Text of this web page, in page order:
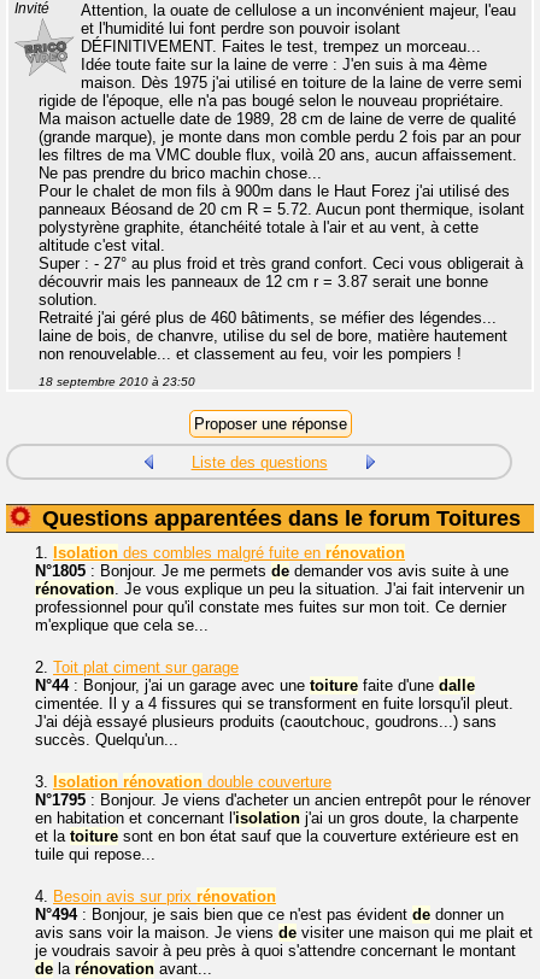
Invité
Attention, la ouate de cellulose a un inconvénient majeur, l'eau
et l'humidité lui font perdre son pouvoir isolant
DÉFINITIVEMENT. Faites le test, trempez un morceau...
Idée toute faite sur la laine de verre : J'en suis à ma 4ème
maison. Dès 1975 j'ai utilisé en toiture de la laine de verre semi
rigide de l'époque, elle n'a pas bougé selon le nouveau propriétaire.
Ma maison actuelle date de 1989, 28 cm de laine de verre de qualité
(grande marque), je monte dans mon comble perdu 2 fois par an pour
les filtres de ma VMC double flux, voilà 20 ans, aucun affaissement.
Ne pas prendre du brico machin chose...
Pour le chalet de mon fils à 900m dans le Haut Forez j'ai utilisé des
panneaux Béosand de 20 cm R = 5.72. Aucun pont thermique, isolant
polystyrène graphite, étanchéité totale à l'air et au vent, à cette
altitude c'est vital.
Super : - 27° au plus froid et très grand confort. Ceci vous obligerait à
découvrir mais les panneaux de 12 cm r = 3.87 serait une bonne
solution.
Retraité j'ai géré plus de 460 bâtiments, se méfier des légendes...
laine de bois, de chanvre, utilise du sel de bore, matière hautement
non renouvelable... et classement au feu, voir les pompiers !
18 septembre 2010 à 23:50
Liste des questions
Questions apparentées dans le forum Toitures
1. Isolation des combles malgré fuite en rénovation
N°1805 : Bonjour. Je me permets de demander vos avis suite à une
rénovation. Je vous explique un peu la situation. J'ai fait intervenir un
professionnel pour qu'il constate mes fuites sur mon toit. Ce dernier
m'explique que cela se...
2. Toit plat ciment sur garage
N°44: Bonjour, j'ai un garage avec une toiture faite d'une dalle
cimentée. Il y a 4 fissures qui se transforment en fuite lorsqu'il pleut.
J'ai déjà essayé plusieurs produits (caoutchouc, goudrons...) sans
succès. Quelqu'un...
3. Isolation rénovation double couverture
N°1795 : Bonjour. Je viens d'acheter un ancien entrepôt pour le rénover
en habitation et concernant l'isolation j'ai un gros doute, la charpente
et la toiture sont en bon état sauf que la couverture extérieure est en
tuile qui repose...
4. Besoin avis sur prix rénovation
N°494: Bonjour, je sais bien que ce n'est pas évident de donner un
avis sans voir la maison. Je viens de visiter une maison qui me plait et
je voudrais savoir à peu près à quoi s'attendre concernant le montant
de la rénovation avant...